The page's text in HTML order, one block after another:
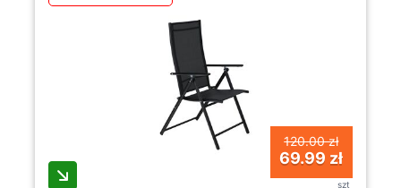
120.00 zł
69.99 zł
szt